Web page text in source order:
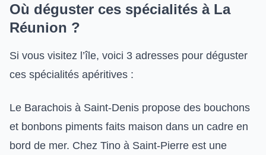
Où déguster ces spécialités à La
Réunion ?
Si vous visitez l’île, voici 3 adresses pour déguster
ces spécialités apéritives :
Le Barachois à Saint-Denis propose des bouchons
et bonbons piments faits maison dans un cadre en
bord de mer. Chez Tino à Saint-Pierre est une